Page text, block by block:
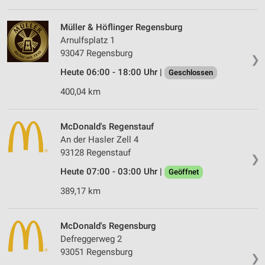
❯
Müller & Höflinger Regensburg
Arnulfsplatz 1
93047 Regensburg
Heute 06:00 - 18:00 Uhr |
Geschlossen
400,04 km
❯
McDonald's Regenstauf
An der Hasler Zell 4
93128 Regenstauf
Heute 07:00 - 03:00 Uhr |
Geöffnet
389,17 km
❯
McDonald's Regensburg
Defreggerweg 2
93051 Regensburg